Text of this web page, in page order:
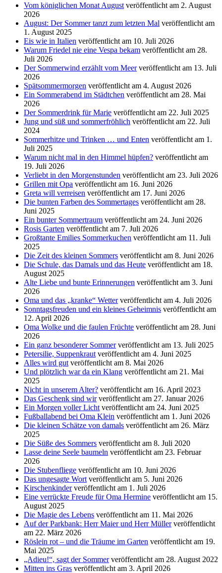
Vom königlichen Monat August veröffentlicht am 2. August
2026
August: Der Sommer tanzt zum letzten Mal veröffentlicht am
1. August 2025
Eis wie in Italien veröffentlicht am 10. Juli 2026
Warum Friedel nie eine Vespa bekam veröffentlicht am 28.
Juli 2026
Der Sommerwind erzählt vom Meer veröffentlicht am 13. Juli
2026
Spätsommermorgen veröffentlicht am 4. August 2026
Ein Sommerabend im Städtchen veröffentlicht am 28. Mai
2026
Der Sommerdrink für Marie veröffentlicht am 22. Juli 2025
Jung und süß und sommerfröhlich veröffentlicht am 22. Juli
2024
Sommerhitze und Trinken … und Enten veröffentlicht am 1.
Juli 2025
Warum nicht mal in den Himmel hüpfen? veröffentlicht am
19. Juli 2026
Verliebt in den Morgenstunden veröffentlicht am 23. Juli 2026
Grillen mit Opa veröffentlicht am 16. Juni 2026
Greta will verreisen veröffentlicht am 17. Juni 2026
Die bunten Farben des Sommertages veröffentlicht am 28.
Juni 2025
Ein bunter Sommertraum veröffentlicht am 24. Juni 2026
Rosis Garten veröffentlicht am 7. Juli 2026
Großtante Emilies Sommerkuchen veröffentlicht am 11. Juli
2025
Die Zeit des kleinen Sommers veröffentlicht am 8. Juni 2026
Die Schule, das Damals und das Heute veröffentlicht am 18.
August 2025
Alte Liebe und bunte Erinnerungen veröffentlicht am 3. Juni
2026
Oma und das „kranke“ Wetter veröffentlicht am 4. Juli 2026
Sonntagsfreuden und ein kleines Geheimnis veröffentlicht am
12. April 2026
Oma Wolke und die faulen Früchte veröffentlicht am 28. Juni
2026
Ein ganz besonderer Sommer veröffentlicht am 13. Juli 2025
Petersilie, Suppenkraut veröffentlicht am 4. Juni 2025
Alles wird gut veröffentlicht am 8. Mai 2026
Und plötzlich war da ein Klang veröffentlicht am 21. Mai
2025
Nicht in unserem Alter? veröffentlicht am 16. April 2023
Das Geschenk sind wir veröffentlicht am 27. Januar 2026
Ein Morgen voller Licht veröffentlicht am 24. Juni 2025
Fußballabend bei Oma Klein veröffentlicht am 1. Juni 2026
Die kleinen Schätze von damals veröffentlicht am 26. März
2025
Die Süße des Sommers veröffentlicht am 8. Juli 2020
Lasse deine Seele baumeln veröffentlicht am 23. Februar
2026
Die Stubenfliege veröffentlicht am 10. Juni 2026
Das ungesagte Wort veröffentlicht am 5. Juni 2026
Kirschenkinder veröffentlicht am 1. Juli 2026
Eine verrückte Freude für Oma Hermine veröffentlicht am 15.
August 2025
Die Magie des Lebens veröffentlicht am 11. Mai 2026
Auf der Parkbank: Herr Maier und Herr Müller veröffentlicht
am 22. März 2026
Röslein rot – und die Träume im Garten veröffentlicht am 19.
Mai 2025
„Adieu!“, sagt der Sommer veröffentlicht am 28. August 2022
Mitten ins Gras veröffentlicht am 3. April 2026